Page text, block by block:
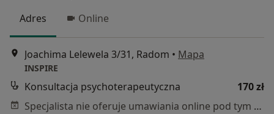
Adres Online
Joachima Lelewela 3/31, Radom • Mapa
INSPIRE
Konsultacja psychoterapeutyczna
170 zł
Specjalista nie oferuje umawiania online pod tym adresem.